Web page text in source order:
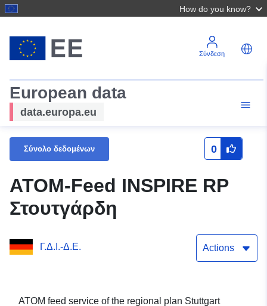
How do you know?
Σύνδεση
European data
data.europa.eu
Σύνολο δεδομένων 0
ATOM-Feed INSPIRE RP
Στουτγάρδη
Γ.Δ.Ι.-Δ.Ε. Actions
ATOM feed service of the regional plan Stuttgart